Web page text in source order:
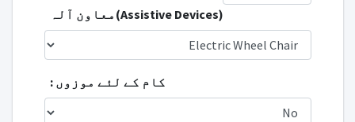
کام کے لئے موزوں :